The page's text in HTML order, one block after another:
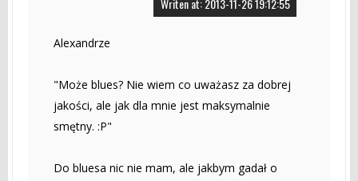
Alexandrze
"Może blues? Nie wiem co uważasz za dobrej
jakości, ale jak dla mnie jest maksymalnie
smętny. :P"
Do bluesa nic nie mam, ale jakbym gadał o